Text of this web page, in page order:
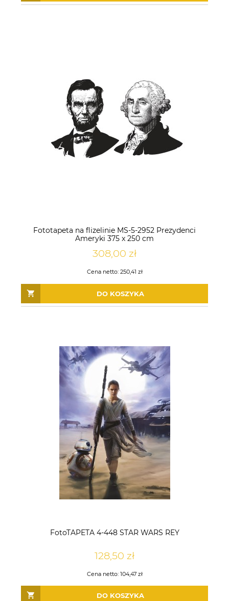
Fototapeta na flizelinie MS-5-2952 Prezydenci
Ameryki 375 x 250 cm
308,00 zł
Cena netto: 250,41 zł
DO KOSZYKA
FotoTAPETA 4-448 STAR WARS REY
128,50 zł
Cena netto: 104,47 zł
DO KOSZYKA